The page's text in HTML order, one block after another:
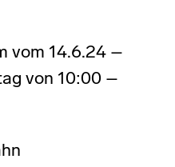
vom 14.6.24 –
von 10:00 –